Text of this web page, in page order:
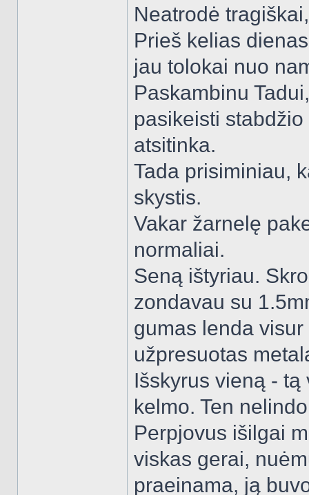
Neatrodė
Prieš kelias
jau tolokai nuo
Paskambinu
pasikeisti
atsitinka.
Tada prisiminiau,
skystis.
Vakar žarnelę
normaliai.
Seną ištyriau.
zondavau su
gumas lenda
užpresuotas
Išskyrus vieną -
kelmo. Ten
Perpjovus išilgai
viskas gerai,
praeinama, ją